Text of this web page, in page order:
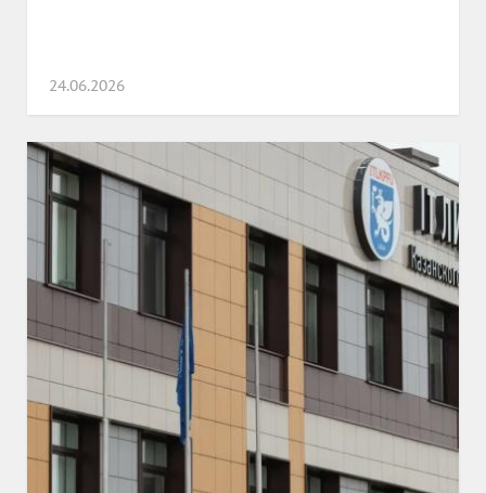
24.06.2026